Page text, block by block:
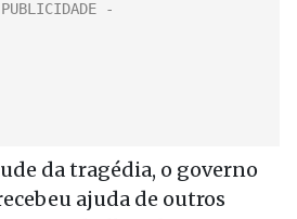
da tragédia, o governo
ajuda de outros